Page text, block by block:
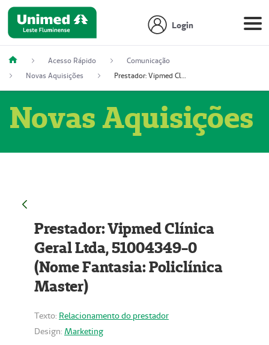
Login
Acesso Rápido
Comunicação
Novas Aquisições
Prestador: Vipmed Clínica Geral Ltda, 51004349-0 (Nome Fantasia: Policlínica Master)
Novas Aquisições
Prestador: Vipmed Clínica
Geral Ltda, 51004349-0
(Nome Fantasia: Policlínica
Master)
Texto: Relacionamento do prestador
Design: Marketing